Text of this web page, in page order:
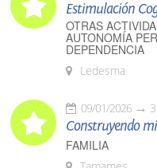
Estimulación
OTRAS
AUTONOMÍA
DEPENDENCIA
Ledesma
09/01/2026
Construyendo
FAMILIA